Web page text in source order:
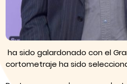
ha sido galardonado con el
cortometraje ha sido